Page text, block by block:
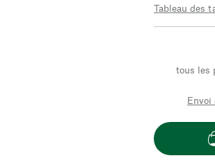
Tableau des
tous les
Envoi